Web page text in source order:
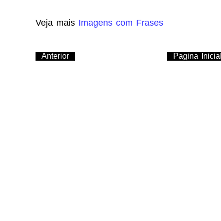
Veja mais Imagens com Frases
Anterior Pagina Inicial